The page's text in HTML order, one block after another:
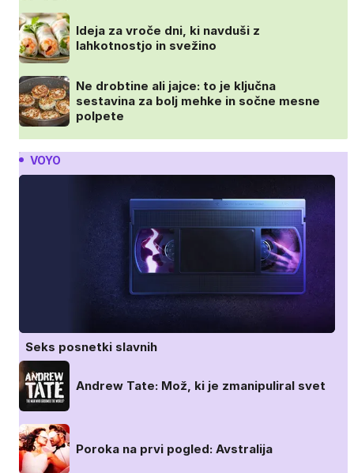
Ideja za vroče dni, ki navduši z
lahkotnostjo in svežino
Ne drobtine ali jajce: to je ključna
sestavina za bolj mehke in sočne mesne
polpete
VOYO
Seks posnetki slavnih
Andrew Tate: Mož, ki je zmanipuliral svet
Poroka na prvi pogled: Avstralija